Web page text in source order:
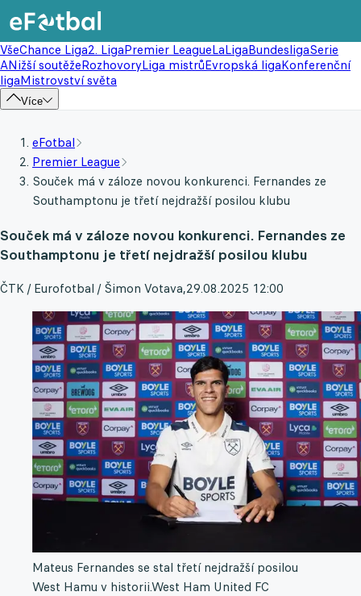
VšeChance Liga2. LigaPremier LeagueLaLigaBundesligaSerie
ANižší soutěžeRozhovoryLiga mistrůEvropská ligaKonferenční
ligaMistrovství světa
Více
eFotbal
Premier League
Souček má v záloze novou konkurenci. Fernandes ze
Southamptonu je třetí nejdražší posilou klubu
Souček má v záloze novou konkurenci. Fernandes ze
Southamptonu je třetí nejdražší posilou klubu
ČTK / Eurofotbal / Šimon Votava,29.08.2025 12:00
Mateus Fernandes se stal třetí nejdražší posilou
West Hamu v historii.West Ham United FC